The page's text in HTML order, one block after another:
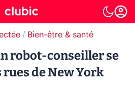
Bien-être & santé
robot-conseiller se
rues de New York